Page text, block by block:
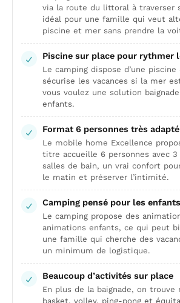
via la route du littoral à traverser
idéal pour une famille qui veut
piscine et mer sans prendre la
Piscine sur place pour rythmer
Le camping dispose d’une
sécurise les vacances si la mer
vous voulez une solution
enfants.
Format 6 personnes très
Le mobile home Excellence
titre accueille 6 personnes avec
salles de bain, un vrai confort
le matin et préserver l’intimité.
Camping pensé pour les enfants
Le camping propose des
animations enfants, ce qui peut
une famille qui cherche des
un minimum de logistique.
Beaucoup d’activités sur place
En plus de la baignade, on trouve
basket, volley, ping-pong et